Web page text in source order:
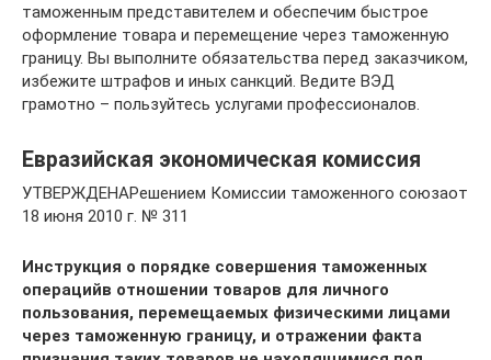
таможенным представителем и обеспечим быстрое
оформление товара и перемещение через таможенную
границу. Вы выполните обязательства перед заказчиком,
избежите штрафов и иных санкций. Ведите ВЭД
грамотно – пользуйтесь услугами профессионалов.
Евразийская экономическая комиссия
УТВЕРЖДЕНАРешением Комиссии таможенного союзаот
18 июня 2010 г. № 311
Инструкция о порядке совершения таможенных
операцийв отношении товаров для личного
пользования, перемещаемых физическими лицами
через таможенную границу, и отражении факта